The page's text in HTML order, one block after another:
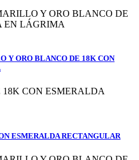
Y ORO BLANCO DE 18K CON
ESMERALDA RECTANGULAR